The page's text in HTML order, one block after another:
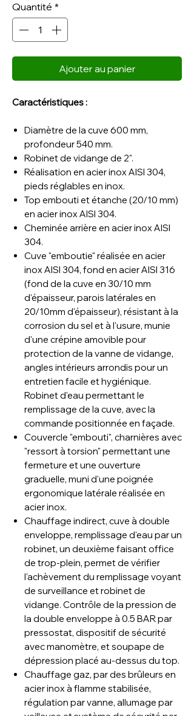
Quantité *
Ajouter au panier
Caractéristiques :
Diamètre de la cuve 600 mm,
profondeur 540 mm.
Robinet de vidange de 2".
Réalisation en acier inox AISI 304,
pieds réglables en inox.
Top embouti et étanche (20/10 mm)
en acier inox AISI 304.
Cheminée arrière en acier inox AISI
304.
Cuve "emboutie" réalisée en acier
inox AISI 304, fond en acier AISI 316
(fond de la cuve en 30/10 mm
d'épaisseur, parois latérales en
20/10mm d'épaisseur), résistant à la
corrosion du sel et à l'usure, munie
d'une crépine amovible pour
protection de la vanne de vidange,
angles intérieurs arrondis pour un
entretien facile et hygiénique.
Robinet d'eau permettant le
remplissage de la cuve, avec la
commande positionnée en façade.
Couvercle "embouti", charnières avec
"ressort à torsion" permettant une
fermeture et une ouverture
graduelle, muni d'une poignée
ergonomique latérale réalisée en
acier inox.
Chauffage indirect, cuve à double
enveloppe, remplissage d'eau par un
robinet, un deuxième faisant office
de trop-plein, permet de vérifier
l'achèvement du remplissage voyant
de surveillance et robinet de
vidange. Contrôle de la pression de
la double enveloppe à 0.5 BAR par
pressostat, dispositif de sécurité
avec manomètre, et soupape de
dépression placé au-dessus du top.
Chauffage gaz, par des brûleurs en
acier inox à flamme stabilisée,
régulation par vanne, allumage par